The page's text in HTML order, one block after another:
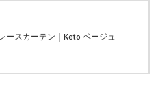
ースカーテン｜Keto ベージュ